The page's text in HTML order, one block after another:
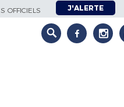
OFFICIELS J'ALERTE